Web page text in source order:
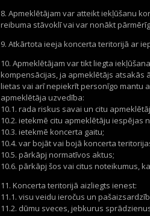
8. Apmeklētājam var atteikt iekļūšanu
reibuma stāvoklī vai var nonākt
9. Atkārtota ieeja koncerta teritorijā ar
10. Apmeklētājam var tikt liegta
kompensācijas, ja apmeklētājs atsakās
lietas vai arī nepiekrīt personīgo mantu
apmeklētāja uzvedība:
10.1. rada riskus savai un citu
10.2. ietekmē citu apmeklētāju iespējas
10.3. ietekmē koncerta gaitu;
10.4. var bojāt vai bojā koncerta
10.5. pārkāpj normatīvos aktus;
10.6. pārkāpj šos vai citus noteikumus,
11. Koncerta teritorijā aizliegts ienest:
11.1. visu veidu ieročus un
11.2. dūmu sveces, jebkurus